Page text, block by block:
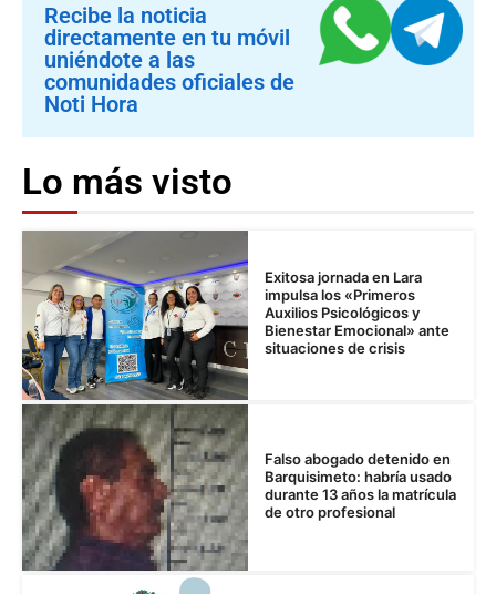
Recibe la noticia
directamente en tu móvil
uniéndote a las
comunidades oficiales de
Noti Hora
Lo más visto
Exitosa jornada en Lara
impulsa los «Primeros
Auxilios Psicológicos y
Bienestar Emocional» ante
situaciones de crisis
Falso abogado detenido en
Barquisimeto: habría usado
durante 13 años la matrícula
de otro profesional